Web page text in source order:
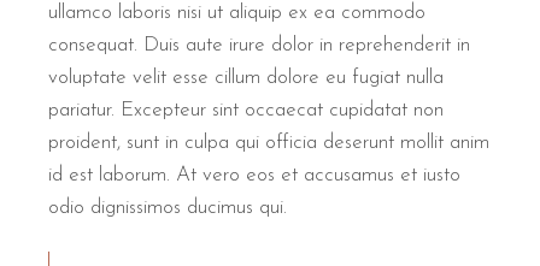
ullamco laboris nisi ut aliquip ex ea commodo
consequat. Duis aute irure dolor in reprehenderit in
voluptate velit esse cillum dolore eu fugiat nulla
pariatur. Excepteur sint occaecat cupidatat non
proident, sunt in culpa qui officia deserunt mollit anim
id est laborum. At vero eos et accusamus et iusto
odio dignissimos ducimus qui.